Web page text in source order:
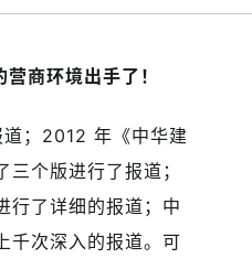
商环境出手了！
；2012 年《中华建
个版进行了报道；
行了详细的报道；中
千次深入的报道。可